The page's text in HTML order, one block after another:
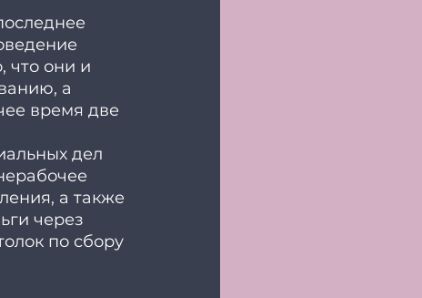
что они и
а
время две
дел
а также
через
по сбору